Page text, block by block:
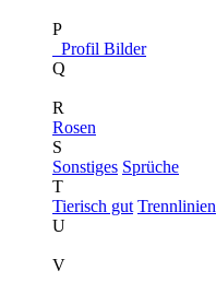
P
Profil Bilder
Q
R
Rosen
S
Sonstiges Sprüche
T
Tierisch gut Trennlinien
U
V